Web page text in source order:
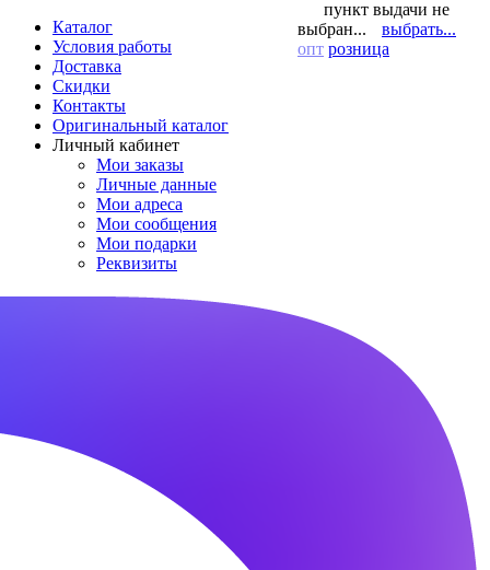
Каталог
Условия работы
Доставка
Скидки
Контакты
Оригинальный каталог
Личный кабинет
Мои заказы
Личные данные
Мои адреса
Мои сообщения
Мои подарки
Реквизиты
пункт выдачи не
выбран...
выбрать...
опт розница